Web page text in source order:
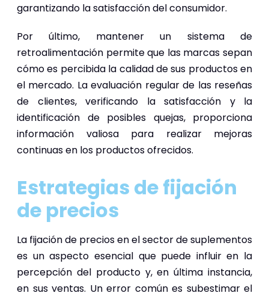
garantizando la satisfacción del consumidor.
Por último, mantener un sistema de
retroalimentación permite que las marcas sepan
cómo es percibida la calidad de sus productos en
el mercado. La evaluación regular de las reseñas
de clientes, verificando la satisfacción y la
identificación de posibles quejas, proporciona
información valiosa para realizar mejoras
continuas en los productos ofrecidos.
Estrategias de fijación
de precios
La fijación de precios en el sector de suplementos
es un aspecto esencial que puede influir en la
percepción del producto y, en última instancia,
en sus ventas. Un error común es subestimar el